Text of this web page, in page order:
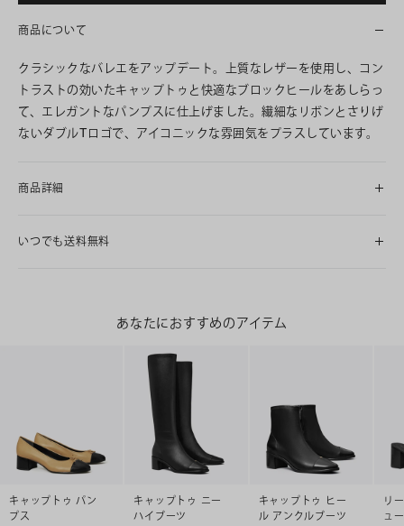
商品について
クラシックなバレエをアップデート。上質なレザーを使用し、コン
トラストの効いたキャップトゥと快適なブロックヒールをあしらっ
て、エレガントなパンプスに仕上げました。繊細なリボンとさりげ
ないダブルTロゴで、アイコニックな雰囲気をプラスしています。
商品詳細
いつでも送料無料
あなたにおすすめのアイテム
キャップトゥ パン
プス
キャップトゥ ニー
ハイブーツ
キャップトゥ ヒー
ル アンクルブーツ
リ
ュ